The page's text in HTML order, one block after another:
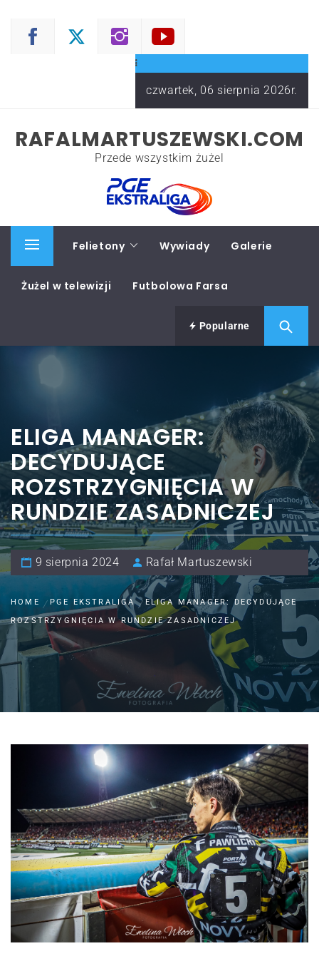
czwartek, 06 sierpnia 2026r.
RAFALMARTUSZEWSKI.COM
Przede wszystkim żużel
Primary
Start Felietony Wywiady Galerie
Żużel w telewizji Futbolowa Farsa
Popularne
ELIGA MANAGER:
DECYDUJĄCE
ROZSTRZYGNIĘCIA W
RUNDZIE ZASADNICZEJ
9 sierpnia 2024 Rafał Martuszewski
HOME PGE EKSTRALIGA
ELIGA MANAGER: DECYDUJĄCE
ROZSTRZYGNIĘCIA W RUNDZIE ZASADNICZEJ